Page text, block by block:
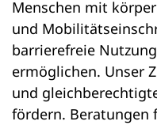
Menschen mit
und
barrierefreie
ermöglichen. Unser
und
fördern. Beratungen